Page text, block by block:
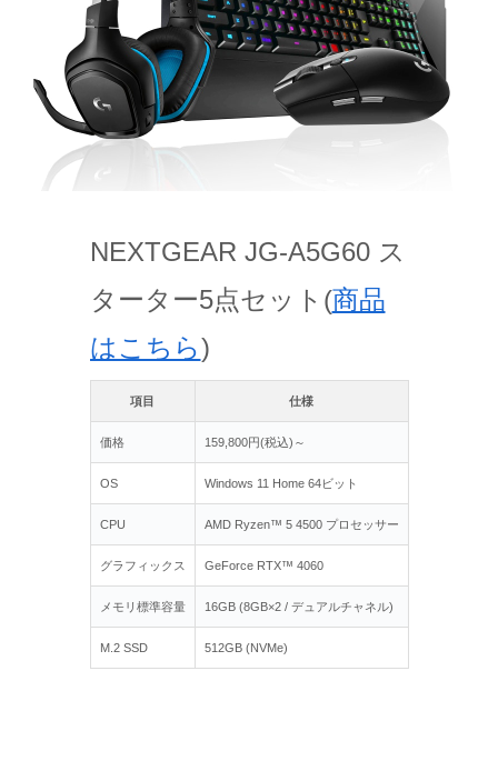
NEXTGEAR JG-A5G60 ス
ターター5点セット(商品
はこちら)
項目 仕様
価格 159,800円(税込)～
OS Windows 11 Home 64ビット
CPU AMD Ryzen™ 5 4500 プロセッサー
グラフィックス GeForce RTX™ 4060
メモリ標準容量 16GB (8GB×2 / デュアルチャネル)
M.2 SSD 512GB (NVMe)